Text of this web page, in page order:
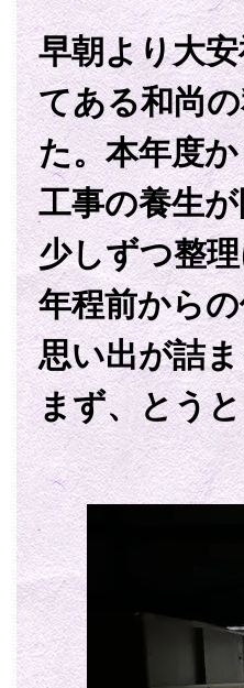
早朝より大
てある和尚
た。本年度
工事の養生
少しずつ整
年程前から
思い出が詰
まず、とう